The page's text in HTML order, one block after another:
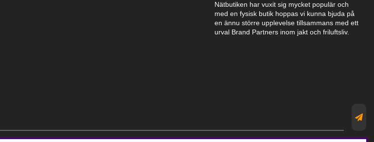
Nätbutiken har vuxit sig mycket populär och
med en fysisk butik hoppas vi kunna bjuda på
en ännu större upplevelse tillsammans med ett
urval Brand Partners inom jakt och friluftsliv.